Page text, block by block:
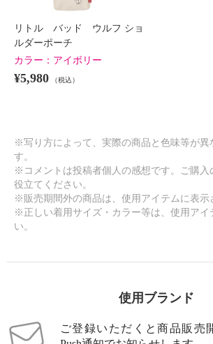
リトル バッド ウルフ ショ
ルダーポーチ
カラー： アイボリー
¥5,980 （税込）
※写り方によって、実際の商品と色味等が異
す。
※コメントは投稿者個人の感想です。ご購入
役立てください。
※販売期間外の商品は、使用アイテムに表示
※正しい着用サイズ・カラー等は、使用アイ
い。
使用ブランド
ご登録いただくと商品販売